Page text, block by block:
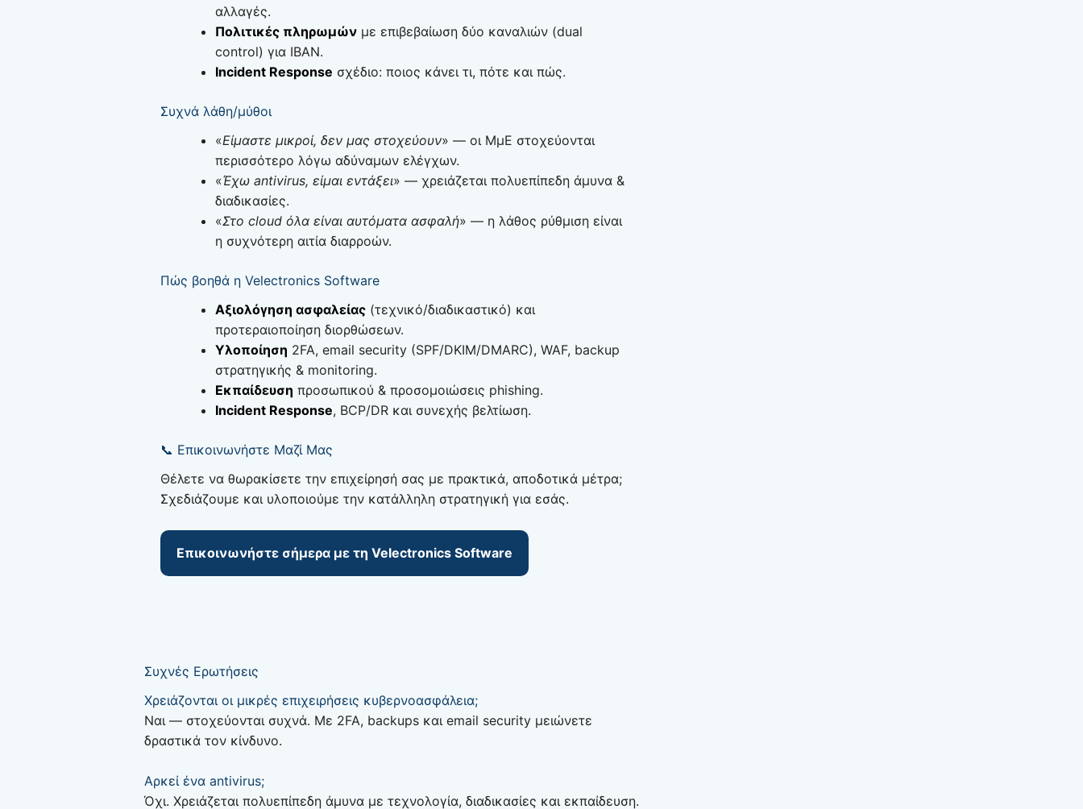
αλλαγές.
Πολιτικές πληρωμώνμε επιβεβαίωση δύο καναλιών (dual
control) για IBAN.
Incident Response σχέδιο: ποιος κάνει τι, πότε και πώς.
Συχνά λάθη/μύθοι
«Είμαστε μικροί, δεν μας στοχεύουν» — οι ΜμΕ στοχεύονται
περισσότερο λόγω αδύναμων ελέγχων.
«Έχω antivirus, είμαι εντάξει» — χρειάζεται πολυεπίπεδη άμυνα &
διαδικασίες.
«Στο cloud όλα είναι αυτόματα ασφαλή» — η λάθος ρύθμιση είναι
η συχνότερη αιτία διαρροών.
Πώς βοηθά η Velectronics Software
Αξιολόγηση ασφαλείας(τεχνικό/διαδικαστικό) και
προτεραιοποίηση διορθώσεων.
Υλοποίηση 2FA, email security (SPF/DKIM/DMARC), WAF, backup
στρατηγικής & monitoring.
Εκπαίδευση προσωπικού & προσομοιώσεις phishing.
Incident Response, BCP/DR και συνεχής βελτίωση.
📞 Επικοινωνήστε Μαζί Μας
Θέλετε να θωρακίσετε την επιχείρησή σας με πρακτικά, αποδοτικά μέτρα;
Σχεδιάζουμε και υλοποιούμε την κατάλληλη στρατηγική για εσάς.
Επικοινωνήστε σήμερα με τη Velectronics Software
Συχνές Ερωτήσεις
Χρειάζονται οι μικρές επιχειρήσεις κυβερνοασφάλεια;
Ναι — στοχεύονται συχνά. Με 2FA, backups και email security μειώνετε
δραστικά τον κίνδυνο.
Αρκεί ένα antivirus;
Όχι. Χρειάζεται πολυεπίπεδη άμυνα με τεχνολογία, διαδικασίες και εκπαίδευση.